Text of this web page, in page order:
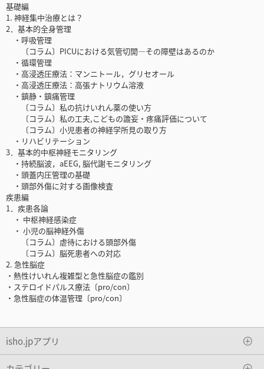
基礎編
1. 神経集中治療とは？
2．基本的全身管理
・呼吸管理
〔コラム〕PICUにおける気管切開―その障壁はあるのか
・循環管理
・高浸透圧療法：マンニトール，グリセオール
・高浸透圧療法：高張ナトリウム溶液
・鎮静・鎮痛管理
〔コラム〕私の抗けいれん薬の使い方
〔コラム〕私の工夫,こどもの譫妄・疼痛評価について
〔コラム〕小児患者の神経学所見の取り方
・リハビリテーション
3．基本的中枢神経モニタリング
・持続脳波，aEEG, 脳代謝モニタリング
・頭蓋内圧管理の基礎
・頭部外傷に対する画像検査
疾患編
1．疾患各論
・ 中枢神経感染症
・ 小児の脳神経外傷
〔コラム〕虐待における頭部外傷
〔コラム〕脳死患者への対応
2. 急性脳症
・熱性けいれん複雑型と急性脳症の鑑別
・ステロイドパルス療法〔pro/con〕
・急性脳症の体温管理〔pro/con〕
isho.jpアプリ